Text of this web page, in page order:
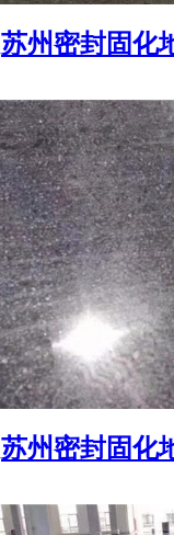
苏州密封固化
苏州密封固化